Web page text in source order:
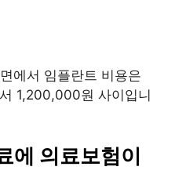
에서 임플란트 비용은
1,200,000원 사이입니
에 의료보험이